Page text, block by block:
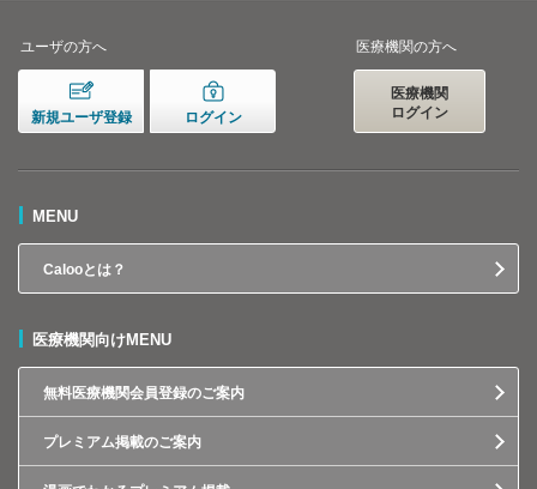
ユーザの方へ
新規ユーザ登録 ログイン
医療機関の方へ
医療機関
ログイン
MENU
Calooとは？
医療機関向けMENU
無料医療機関会員登録のご案内
プレミアム掲載のご案内